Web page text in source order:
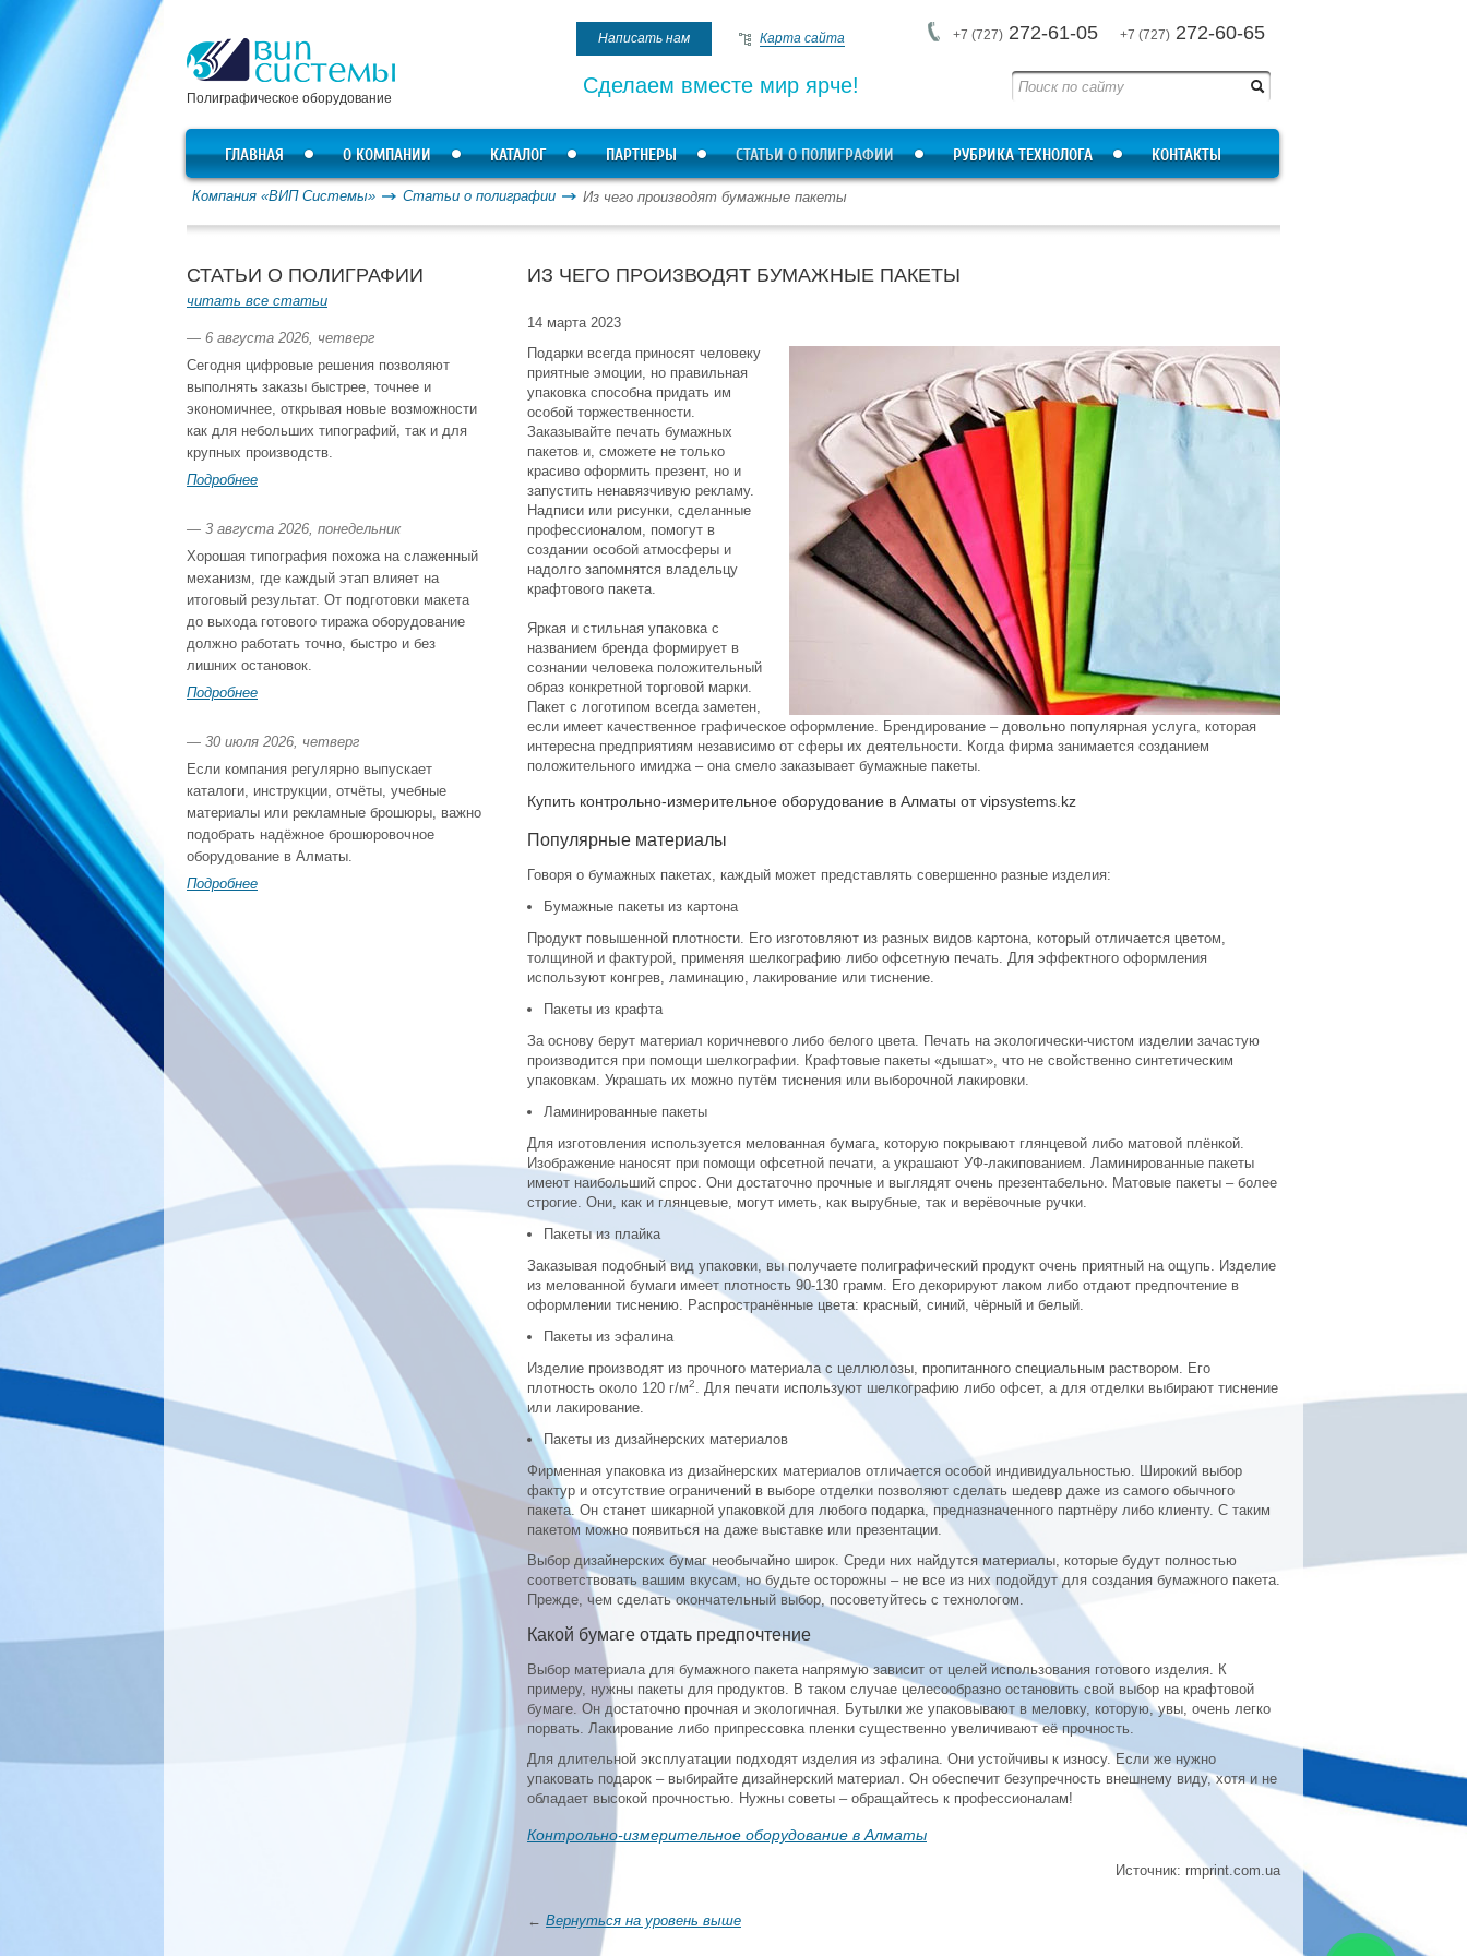
Полиграфическое оборудование
Сделаем вместе мир ярче!
+7 (727) 272-61-05 +7 (727) 272-60-65
Написать нам Карта сайта
ГЛАВНАЯ О КОМПАНИИ КАТАЛОГ ПАРТНЕРЫ СТАТЬИ О ПОЛИГРАФИИ РУБРИКА ТЕХНОЛОГА КОНТАКТЫ
Компания «ВИП Системы» Статьи о полиграфии Из чего производят бумажные пакеты
СТАТЬИ О ПОЛИГРАФИИ
читать все статьи
— 6 августа 2026, четверг
Сегодня цифровые решения позволяют
выполнять заказы быстрее, точнее и
экономичнее, открывая новые возможности
как для небольших типографий, так и для
крупных производств.
Подробнее
— 3 августа 2026, понедельник
Хорошая типография похожа на слаженный
механизм, где каждый этап влияет на
итоговый результат. От подготовки макета
до выхода готового тиража оборудование
должно работать точно, быстро и без
лишних остановок.
Подробнее
— 30 июля 2026, четверг
Если компания регулярно выпускает
каталоги, инструкции, отчёты, учебные
материалы или рекламные брошюры, важно
подобрать надёжное брошюровочное
оборудование в Алматы.
Подробнее
ИЗ ЧЕГО ПРОИЗВОДЯТ БУМАЖНЫЕ ПАКЕТЫ
14 марта 2023
Подарки всегда приносят человеку
приятные эмоции, но правильная
упаковка способна придать им
особой торжественности.
Заказывайте печать бумажных
пакетов и, сможете не только
красиво оформить презент, но и
запустить ненавязчивую рекламу.
Надписи или рисунки, сделанные
профессионалом, помогут в
создании особой атмосферы и
надолго запомнятся владельцу
крафтового пакета.
Яркая и стильная упаковка с
названием бренда формирует в
сознании человека положительный
образ конкретной торговой марки.
Пакет с логотипом всегда заметен,
если имеет качественное графическое оформление. Брендирование – довольно популярная услуга, которая
интересна предприятиям независимо от сферы их деятельности. Когда фирма занимается созданием
положительного имиджа – она смело заказывает бумажные пакеты.
Купить контрольно-измерительное оборудование в Алматы от vipsystems.kz
Популярные материалы
Говоря о бумажных пакетах, каждый может представлять совершенно разные изделия:
Бумажные пакеты из картона
Продукт повышенной плотности. Его изготовляют из разных видов картона, который отличается цветом,
толщиной и фактурой, применяя шелкографию либо офсетную печать. Для эффектного оформления
используют конгрев, ламинацию, лакирование или тиснение.
Пакеты из крафта
За основу берут материал коричневого либо белого цвета. Печать на экологически-чистом изделии зачастую
производится при помощи шелкографии. Крафтовые пакеты «дышат», что не свойственно синтетическим
упаковкам. Украшать их можно путём тиснения или выборочной лакировки.
Ламинированные пакеты
Для изготовления используется мелованная бумага, которую покрывают глянцевой либо матовой плёнкой.
Изображение наносят при помощи офсетной печати, а украшают УФ-лакипованием. Ламинированные пакеты
имеют наибольший спрос. Они достаточно прочные и выглядят очень презентабельно. Матовые пакеты – более
строгие. Они, как и глянцевые, могут иметь, как вырубные, так и верёвочные ручки.
Пакеты из плайка
Заказывая подобный вид упаковки, вы получаете полиграфический продукт очень приятный на ощупь. Изделие
из мелованной бумаги имеет плотность 90-130 грамм. Его декорируют лаком либо отдают предпочтение в
оформлении тиснению. Распространённые цвета: красный, синий, чёрный и белый.
Пакеты из эфалина
Изделие производят из прочного материала с целлюлозы, пропитанного специальным раствором. Его
плотность около 120 г/м2. Для печати используют шелкографию либо офсет, а для отделки выбирают тиснение
или лакирование.
Пакеты из дизайнерских материалов
Фирменная упаковка из дизайнерских материалов отличается особой индивидуальностью. Широкий выбор
фактур и отсутствие ограничений в выборе отделки позволяют сделать шедевр даже из самого обычного
пакета. Он станет шикарной упаковкой для любого подарка, предназначенного партнёру либо клиенту. С таким
пакетом можно появиться на даже выставке или презентации.
Выбор дизайнерских бумаг необычайно широк. Среди них найдутся материалы, которые будут полностью
соответствовать вашим вкусам, но будьте осторожны – не все из них подойдут для создания бумажного пакета.
Прежде, чем сделать окончательный выбор, посоветуйтесь с технологом.
Какой бумаге отдать предпочтение
Выбор материала для бумажного пакета напрямую зависит от целей использования готового изделия. К
примеру, нужны пакеты для продуктов. В таком случае целесообразно остановить свой выбор на крафтовой
бумаге. Он достаточно прочная и экологичная. Бутылки же упаковывают в меловку, которую, увы, очень легко
порвать. Лакирование либо припрессовка пленки существенно увеличивают её прочность.
Для длительной эксплуатации подходят изделия из эфалина. Они устойчивы к износу. Если же нужно
упаковать подарок – выбирайте дизайнерский материал. Он обеспечит безупречность внешнему виду, хотя и не
обладает высокой прочностью. Нужны советы – обращайтесь к профессионалам!
Контрольно-измерительное оборудование в Алматы
Источник: rmprint.com.ua
← Вернуться на уровень выше